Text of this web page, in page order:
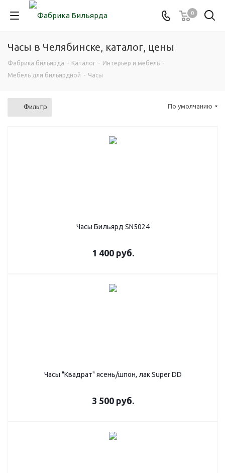
0
Часы в Челябинске, каталог, цены
Фабрика бильярда - Каталог - Интерьер и мебель -
Мебель для бильярдной - Часы
Фильтр По умолчанию
Часы Бильярд SN5024
1 400 руб.
Часы "Квадрат" ясень/шпон, лак Super DD
3 500 руб.